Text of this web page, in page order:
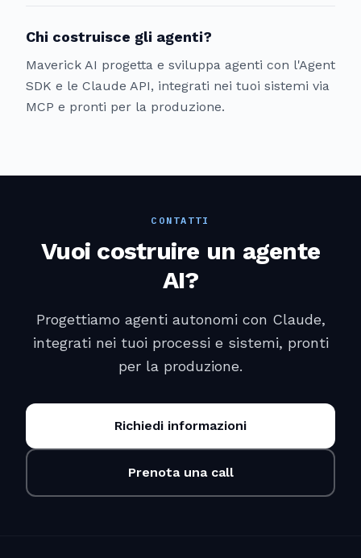
Chi costruisce gli agenti?
Maverick AI progetta e sviluppa agenti con l'Agent
SDK e le Claude API, integrati nei tuoi sistemi via
MCP e pronti per la produzione.
CONTATTI
Vuoi costruire un agente
AI?
Progettiamo agenti autonomi con Claude,
integrati nei tuoi processi e sistemi, pronti
per la produzione.
Richiedi informazioni
Prenota una call